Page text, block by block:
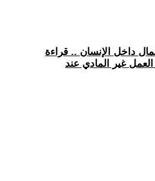
داخل الإنسان .. قراءة
غير المادي عند